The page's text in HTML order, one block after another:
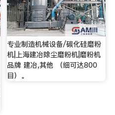
专业制造机械设备/碳化硅磨粉
机|上海建冶除尘磨粉机|磨粉机
品牌 建冶,其他 （细可达800
目）。